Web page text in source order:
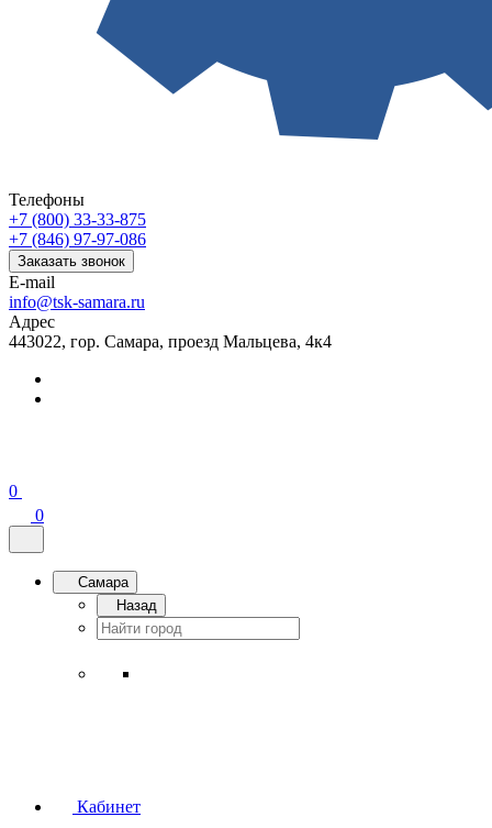
Телефоны
+7 (800) 33-33-875
+7 (846) 97-97-086
Заказать звонок
E-mail
info@tsk-samara.ru
Адрес
443022, гор. Самара, проезд Мальцева, 4к4
0
0
Самара
Назад
Кабинет